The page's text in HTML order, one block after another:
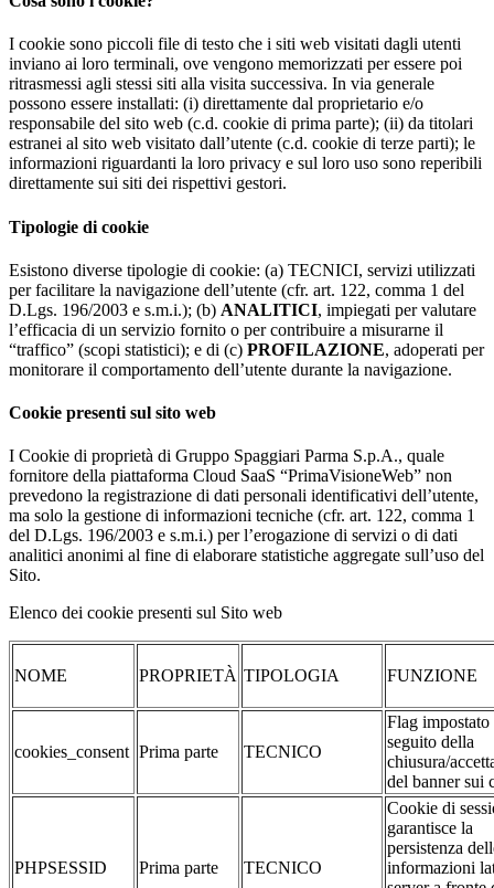
I cookie sono piccoli file di testo che i siti web visitati dagli utenti
inviano ai loro terminali, ove vengono memorizzati per essere poi
ritrasmessi agli stessi siti alla visita successiva. In via generale
possono essere installati: (i) direttamente dal proprietario e/o
responsabile del sito web (c.d. cookie di prima parte); (ii) da titolari
estranei al sito web visitato dall’utente (c.d. cookie di terze parti); le
informazioni riguardanti la loro privacy e sul loro uso sono reperibili
direttamente sui siti dei rispettivi gestori.
Tipologie di cookie
Esistono diverse tipologie di cookie: (a) TECNICI, servizi utilizzati
per facilitare la navigazione dell’utente (cfr. art. 122, comma 1 del
D.Lgs. 196/2003 e s.m.i.); (b) ANALITICI, impiegati per valutare
l’efficacia di un servizio fornito o per contribuire a misurarne il
“traffico” (scopi statistici); e di (c) PROFILAZIONE, adoperati per
monitorare il comportamento dell’utente durante la navigazione.
Cookie presenti sul sito web
I Cookie di proprietà di Gruppo Spaggiari Parma S.p.A., quale
fornitore della piattaforma Cloud SaaS “PrimaVisioneWeb” non
prevedono la registrazione di dati personali identificativi dell’utente,
ma solo la gestione di informazioni tecniche (cfr. art. 122, comma 1
del D.Lgs. 196/2003 e s.m.i.) per l’erogazione di servizi o di dati
analitici anonimi al fine di elaborare statistiche aggregate sull’uso del
Sito.
Elenco dei cookie presenti sul Sito web
NOME PROPRIETÀ TIPOLOGIA FUNZIONE
cookies_consent Prima parte TECNICO
Flag impostato
seguito della
chiusura/
del banner sui
PHPSESSID Prima parte TECNICO
Cookie di
garantisce la
persistenza
informazioni